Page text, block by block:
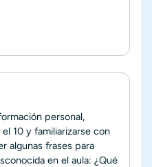
personal,
10 y familiarizarse con
algunas frases para
en el aula: ¿Qué